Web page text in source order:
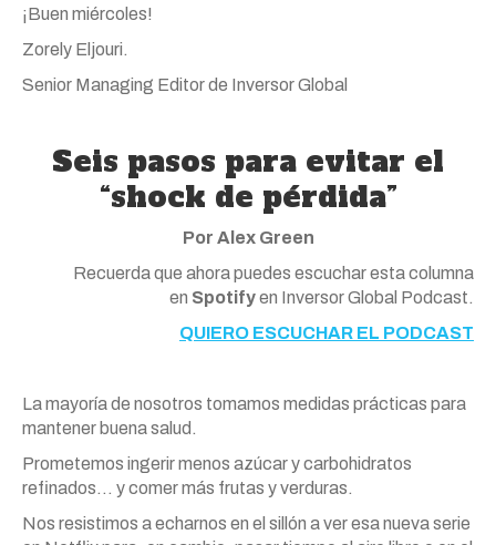
¡Buen miércoles!
Zorely Eljouri.
Senior Managing Editor de Inversor Global
Seis pasos para evitar el
“shock de pérdida”
Por Alex Green
Recuerda que ahora puedes escuchar esta columna
en Spotifyen Inversor Global Podcast.
QUIERO ESCUCHAR EL PODCAST
La mayoría de nosotros tomamos medidas prácticas para
mantener buena salud.
Prometemos ingerir menos azúcarycarbohidratos
refinados… ycomermás frutas yverduras.
Nos resistimos a echarnos en el sillón a ver esa nueva serie